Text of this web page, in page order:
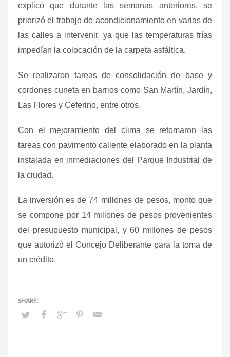
explicó que durante las semanas anteriores, se
priorizó el trabajo de acondicionamiento en varias de
las calles a intervenir, ya que las temperaturas frías
impedían la colocación de la carpeta asfáltica.
Se realizaron tareas de consolidación de base y
cordones cuneta en barrios como San Martín, Jardín,
Las Flores y Ceferino, entre otros.
Con el mejoramiento del clima se retomaron las
tareas con pavimento caliente elaborado en la planta
instalada en inmediaciones del Parque Industrial de
la ciudad.
La inversión es de 74 millones de pesos, monto que
se compone por 14 millones de pesos provenientes
del presupuesto municipal, y 60 millones de pesos
que autorizó el Concejo Deliberante para la toma de
un crédito.